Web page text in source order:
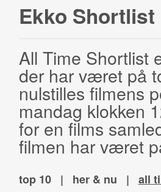
Ekko Shortlist
All Time Shortlist
der har været på
nulstilles filmens
mandag klokken
for en films
filmen har været
top 10 | her & nu | all